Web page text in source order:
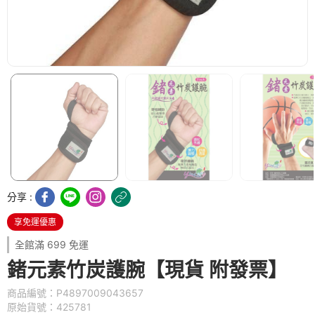
分享 :
享免運優惠
全館滿 699 免運
鍺元素竹炭護腕【現貨 附發票】
商品編號：P4897009043657
原始貨號：425781